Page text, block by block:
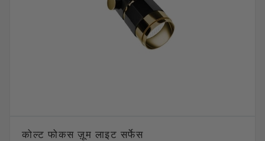
कोल्ट फोकस ज़ूम लाइट सर्फेस